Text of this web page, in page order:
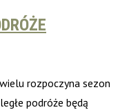
rozpoczyna sezon
podróże będą